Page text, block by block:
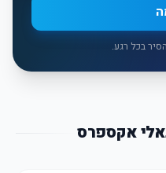
בכל רגע.
אקספרס